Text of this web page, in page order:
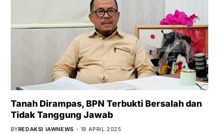
Tanah Dirampas, BPN Terbukti Bersalah dan
Tidak Tanggung Jawab
BYREDAKSI IAWNEWS 19 APRIL 2025